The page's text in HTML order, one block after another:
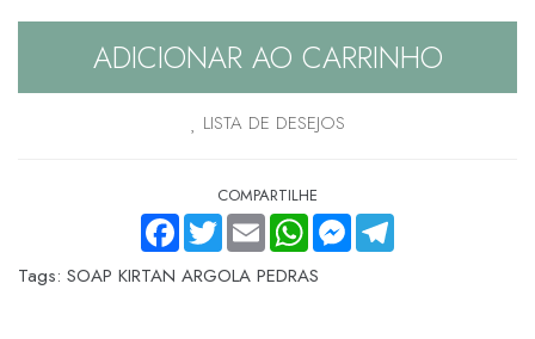
ADICIONAR AO CARRINHO
LISTA DE DESEJOS
COMPARTILHE
FACEBOOKTWITTEREMAIL WHATSAPPMESSENGER
TELEGRAM
Tags: SOAP KIRTAN ARGOLA PEDRAS